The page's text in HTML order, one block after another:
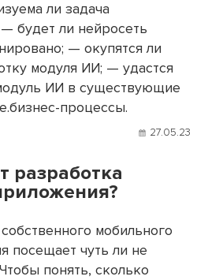
ли задача
будет ли нейросеть
— окупятся ли
модуля ИИ; — удастся
ИИ в существующие
процессы.
27.05.23
разработка
мобильного
посещает чуть ли не
понять, сколько